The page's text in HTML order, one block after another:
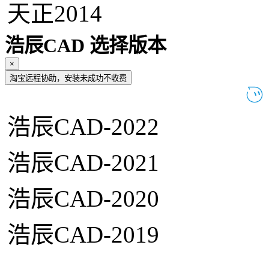
天正2014
浩辰CAD 选择版本
×
淘宝远程协助，安装未成功不收费
浩辰CAD-2022
浩辰CAD-2021
浩辰CAD-2020
浩辰CAD-2019